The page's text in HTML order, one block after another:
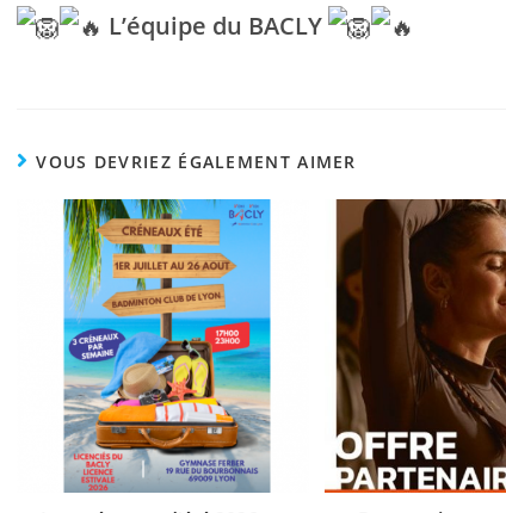
L’équipe du BACLY
VOUS DEVRIEZ ÉGALEMENT AIMER